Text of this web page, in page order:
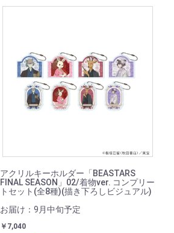
アクリルキーホルダー「BEASTARS
FINAL SEASON」02/着物ver. コンプリー
トセット(全8種)(描き下ろしビジュアル)
お届け：9月中旬予定
￥7,040